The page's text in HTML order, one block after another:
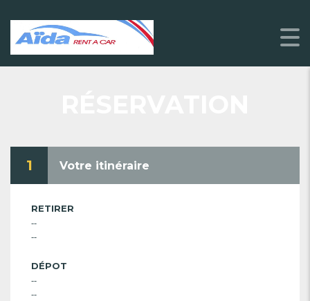
1 Votre itinéraire
RETIRER
--
--
DÉPOT
--
--